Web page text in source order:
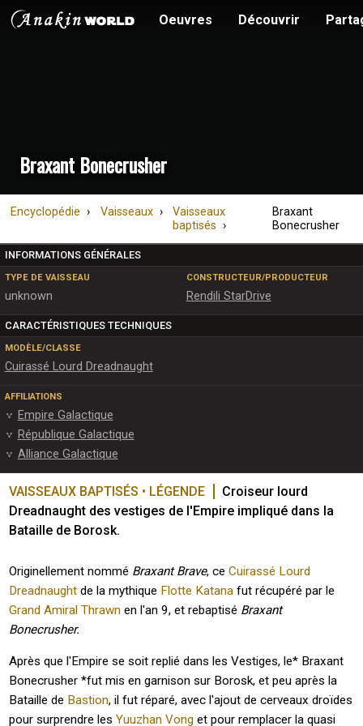
Oeuvres Découvrir
Braxant Bonecrusher
Encyclopédie Vaisseaux
Vaisseaux
baptisés
Braxant
Bonecrusher
INFORMATIONS GÉNÉRALES
TYPE DE VAISSEAU
unknown
CONSTRUCTEUR/PRODUCTEUR
Rendili StarDrive
CARACTÉRISTIQUES TECHNIQUES
MODÈLE/CLASSE
Cuirassé Lourd Dreadnaught
AFFILIATIONS
Empire Galactique
République Galactique
Alliance Galactique
VAISSEAUX BAPTISÉS • LÉGENDE
Croiseur lourd
Dreadnaught des vestiges de l'Empire impliqué dans la
Bataille de Borosk.
Originellement nommé Braxant Brave, ceCuirassé Lourd
Dreadnaught de la mythique Flotte Katana fut récupéré par le
Grand Amiral Thrawn en l'an 9, et rebaptisé Braxant
Bonecrusher.
Après que l'Empire se soit replié dans les Vestiges, le* Braxant
Bonecrusher *fut mis en garnison sur Borosk, et peu après la
Bataille de Bastion, il fut réparé, avec l'ajout de cerveaux droïdes
pour surprendre lesYuuzhan Vong et pour remplacer la quasi